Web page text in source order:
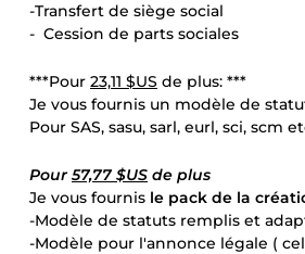
-Transfert de siège social
- Cession de parts sociales
***Pour 23,11 $US de plus: ***
Je vous fournis un modèle de
Pour SAS, sasu, sarl, eurl, sci, scm
Pour57,77 $US de plus
Je vous fournis le pack de la
-Modèle de statuts remplis et
-Modèle pour l'annonce légale (